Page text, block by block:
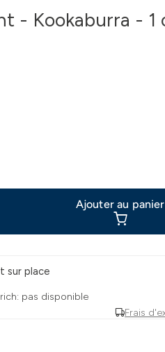
- Kookaburra - 1
Frais
Ajouter au panier
sur place
pas disponible